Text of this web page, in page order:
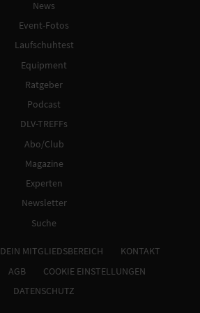
News
Event-Fotos
Laufschuhtest
Equipment
Ratgeber
Podcast
DLV-TREFFs
Abo/Club
Magazine
Experten
Newsletter
Suche
DEIN MITGLIEDSBEREICH
KONTAKT
AGB
COOKIE EINSTELLUNGEN
DATENSCHUTZ